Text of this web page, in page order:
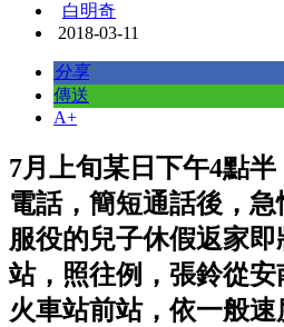
白明奇
2018-03-11
分享
傳送
A+
7月上旬某日下午4點
電話，簡短通話後，急
服役的兒子休假返家
站，照往例，張鈴從
火車站前站，依一般